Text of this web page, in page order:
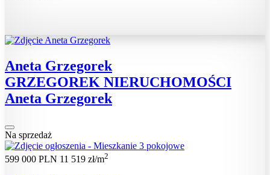
Aneta Grzegorek
GRZEGOREK NIERUCHOMOŚCI
Aneta Grzegorek
Na sprzedaż
599 000 PLN 11 519 zł/m2